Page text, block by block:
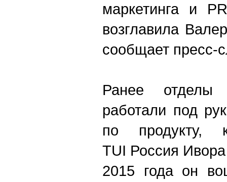
маркетинга и
возглавила
сообщает пресс-
Ранее
работали под
по продукту,
TUI Россия
2015 года он